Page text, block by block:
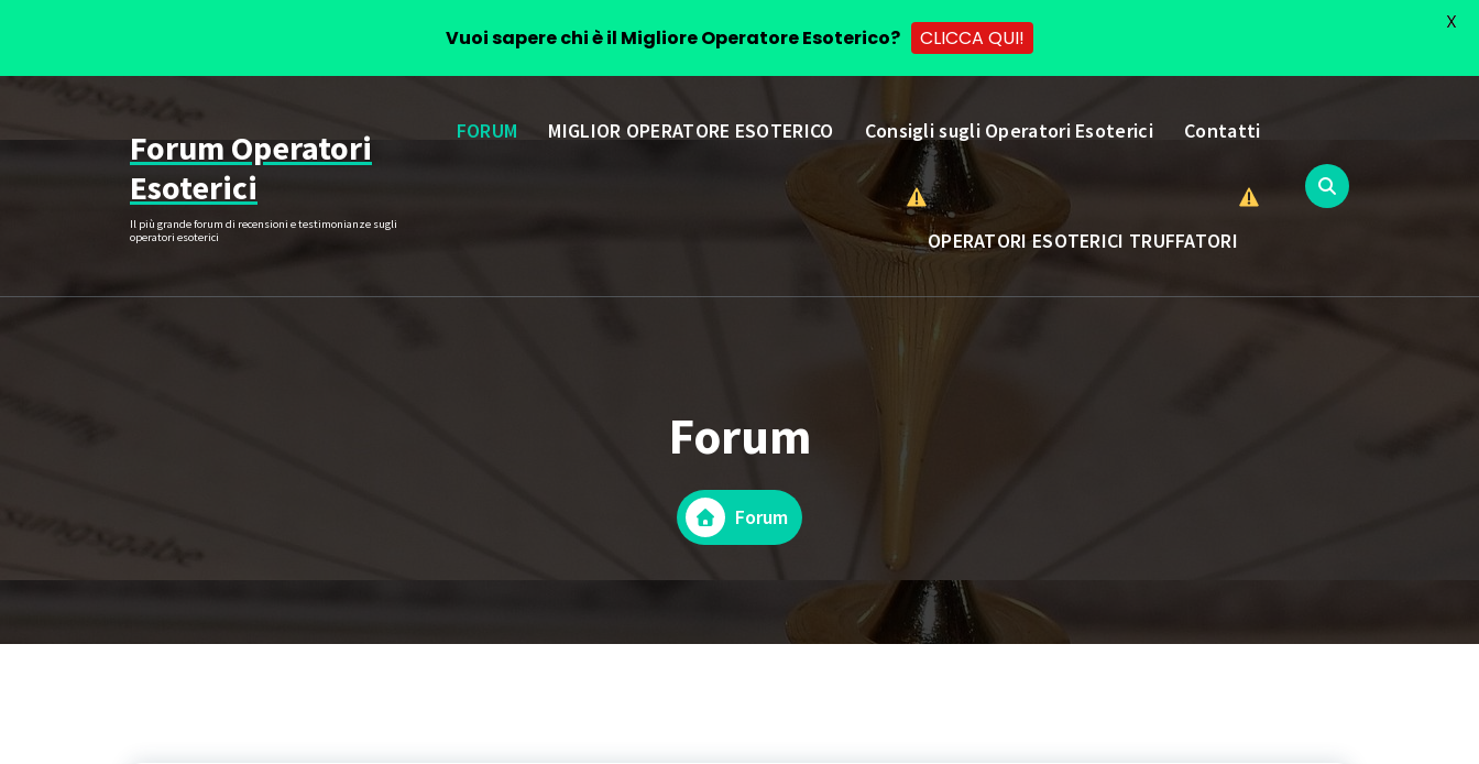
contenuto
Forum Operatori
Esoterici
Il più grande forum di recensioni e testimonianze sugli
operatori esoterici
FORUM MIGLIOR OPERATORE ESOTERICO Consigli sugli Operatori Esoterici Contatti
OPERATORI ESOTERICI TRUFFATORI
Forum
Forum
Vuoi sapere chi è il Migliore Operatore Esoterico? CLICCA QUI!
X